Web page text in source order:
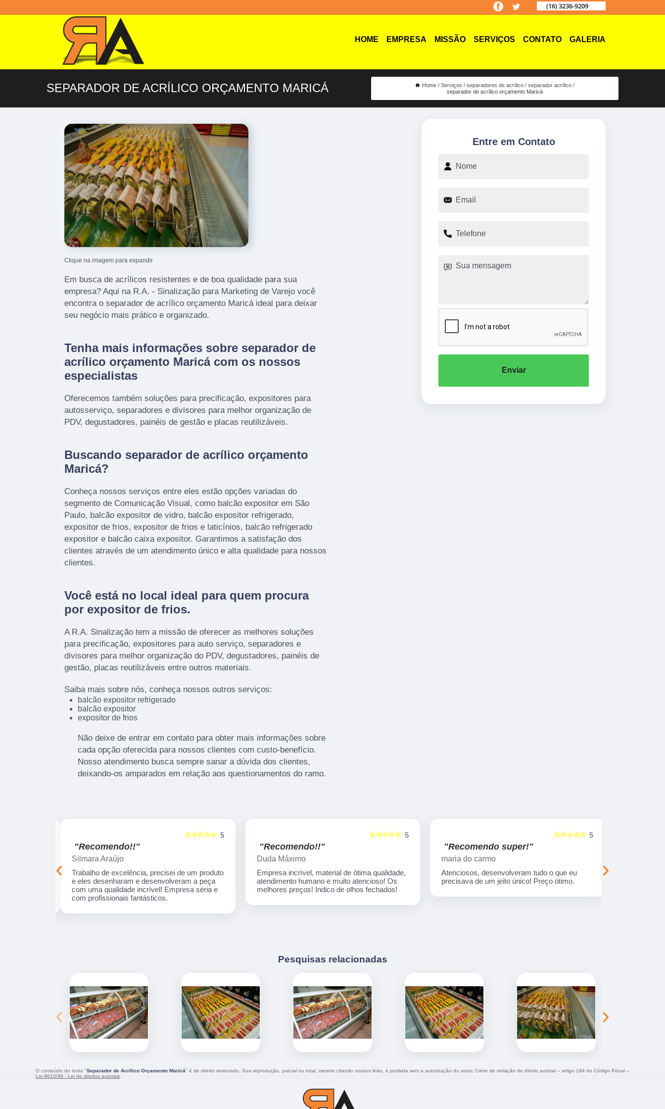
(16) 3236-9209
HOME EMPRESA MISSÃO SERVIÇOS CONTATO GALERIA
SEPARADOR DE ACRÍLICO ORÇAMENTO MARICÁ Home Serviços separadores de acrílico
separador acrílico
separador de acrílico orçamento Maricá
Clique na imagem para expandir
Em busca de acrílicos resistentes e de boa qualidade para sua
empresa? Aqui na R.A. - Sinalização para Marketing de Varejo você
encontra o separador de acrílico orçamento Maricá ideal para deixar
seu negócio mais prático e organizado.
Tenha mais informações sobre separador de
acrílico orçamento Maricá com os nossos
especialistas
Oferecemos também soluções para precificação, expositores para
autosserviço, separadores e divisores para melhor organização de
PDV, degustadores, painéis de gestão e placas reutilizáveis.
Buscando separador de acrílico orçamento
Maricá?
Conheça nossos serviços entre eles estão opções variadas do
segmento de Comunicação Visual, como balcão expositor em São
Paulo, balcão expositor de vidro, balcão expositor refrigerado,
expositor de frios, expositor de frios e laticínios, balcão refrigerado
expositor e balcão caixa expositor. Garantimos a satisfação dos
clientes através de um atendimento único e alta qualidade para nossos
clientes.
Você está no local ideal para quem procura
por expositor de frios.
A R.A. Sinalização tem a missão de oferecer as melhores soluções
para precificação, expositores para auto serviço, separadores e
divisores para melhor organização do PDV, degustadores, painéis de
gestão, placas reutilizáveis entre outros materiais.
Saiba mais sobre nós, conheça nossos outros serviços:
balcão expositor refrigerado
balcão expositor
expositor de frios
Não deixe de entrar em contato para obter mais informações sobre
cada opção oferecida para nossos clientes com custo-benefício.
Nosso atendimento busca sempre sanar a dúvida dos clientes,
deixando-os amparados em relação aos questionamentos do ramo.
Entre em Contato
Enviar
5
☆☆☆☆☆
"Recomendo!!"
Silmara Araújo
Trabalho de excelência, precisei de um produto
e eles desenharam e desenvolveram a peça
com uma qualidade incrível! Empresa séria e
com profissionais fantásticos.
5
☆☆☆☆☆
"Recomendo!!"
Duda Máximo
Empresa incrível, material de ótima qualidade,
atendimento humano e muito atencioso! Os
melhores preços! Indico de olhos fechados!
5
☆☆☆☆☆
"Recomendo super!"
maria do carmo
Atenciosos, desenvolveram tudo o que eu
precisava de um jeito único! Preço ótimo.
‹ ›
Pesquisas relacionadas
‹ ›
O conteúdo do texto "Separador de Acrílico Orçamento Maricá" é de direito reservado. Sua reprodução, parcial ou total, mesmo citando nossos links, é proibida sem a autorização do autor. Crime de violação de direito autoral – artigo 184 do Código Penal –
Lei 9610/98 - Lei de direitos autorais